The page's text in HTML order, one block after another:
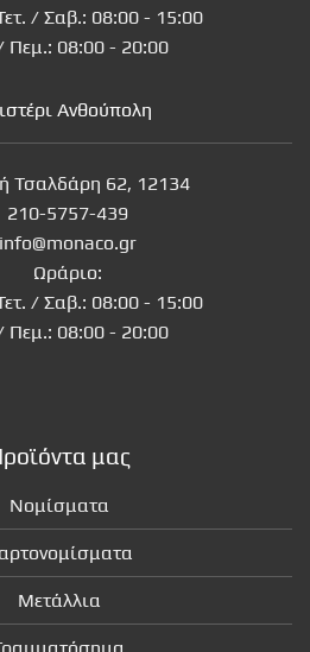
/ Σαβ.: 08:00 - 15:00
Πεμ.: 08:00 - 20:00
Ανθούπολη
Τσαλδάρη 62, 12134
210-5757-439
info@monaco.gr
Ωράριο:
/ Σαβ.: 08:00 - 15:00
Πεμ.: 08:00 - 20:00
μας
Νομίσματα
Μετάλλια